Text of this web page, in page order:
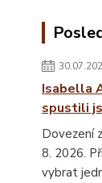
Isabella
spustili
Dovezení
8. 2026.
vybrat